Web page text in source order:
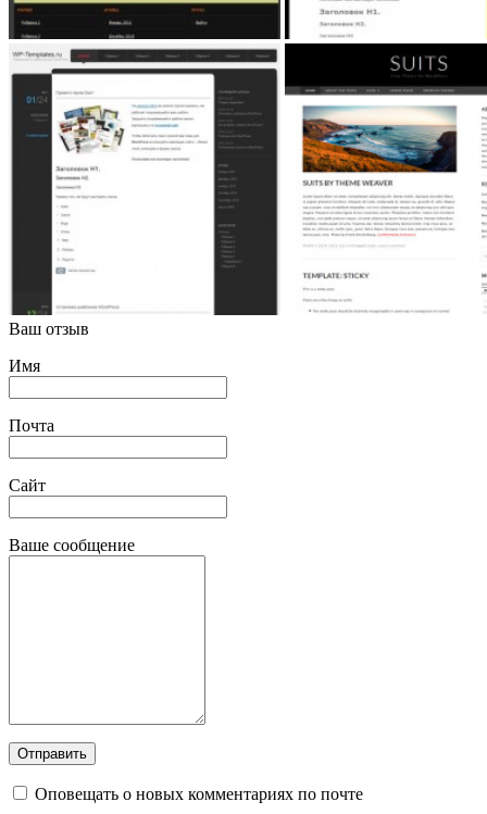
Ваш отзыв
Имя
Почта
Сайт
Ваше сообщение
Оповещать о новых комментариях по почте